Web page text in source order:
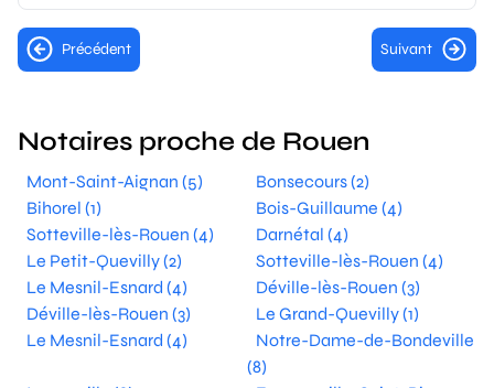
Précédent Suivant
Notaires proche de Rouen
Mont-Saint-Aignan (5)
Bonsecours (2)
Bihorel (1)
Bois-Guillaume (4)
Sotteville-lès-Rouen (4)
Darnétal (4)
Le Petit-Quevilly (2)
Sotteville-lès-Rouen (4)
Le Mesnil-Esnard (4)
Déville-lès-Rouen (3)
Déville-lès-Rouen (3)
Le Grand-Quevilly (1)
Le Mesnil-Esnard (4)
Notre-Dame-de-Bondeville
(8)